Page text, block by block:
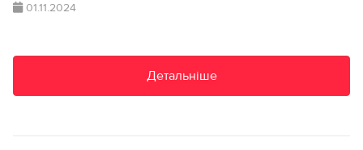
01.11.2024
Детальніше